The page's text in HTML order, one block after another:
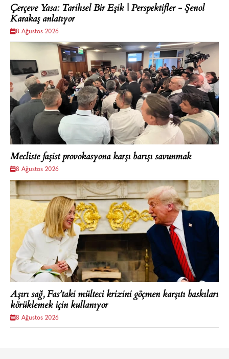
Çerçeve Yasa: Tarihsel Bir Eşik | Perspektifler - Şenol
Karakaş anlatıyor
8 Ağustos 2026
Mecliste faşist provokasyona karşı barışı savunmak
8 Ağustos 2026
Aşırı sağ, Fas’taki mülteci krizini göçmen karşıtı baskıları
körüklemek için kullanıyor
8 Ağustos 2026